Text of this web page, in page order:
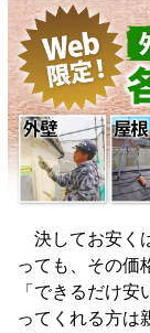
決してお安く
っても、その価
「できるだけ
ってくれる方は